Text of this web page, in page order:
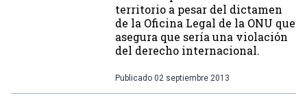
territorio a pesar del dictamen
de la Oficina Legal de la ONU que
asegura que sería una violación
del derecho internacional.
Publicado 02 septiembre 2013